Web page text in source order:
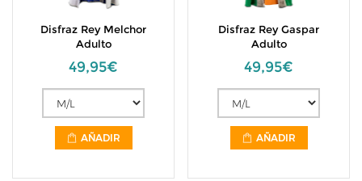
Disfraz Rey Melchor
Adulto
49,95€
AÑADIR
Disfraz Rey Gaspar
Adulto
49,95€
AÑADIR